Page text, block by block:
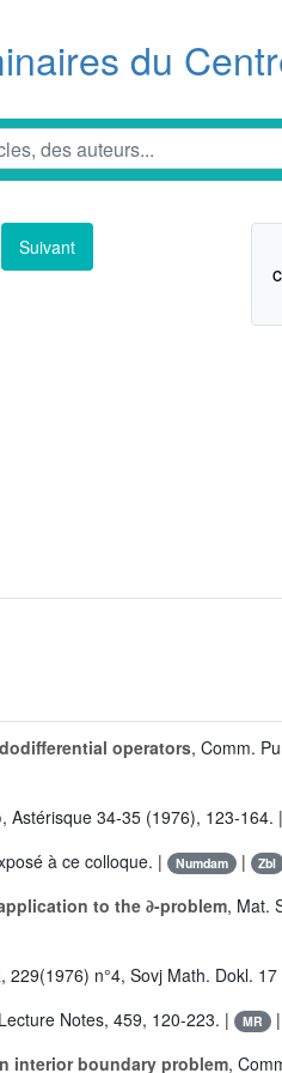
du
Suivant
operators, Comm.
, Astérisque 34-35 (1976), 123-164. |
à ce colloque. | Numdam | Zbl
to the ∂-problem, Mat.
229(1976) n°4, Sovj Math. Dokl.
Notes, 459, 120-223. | MR |
interior boundary problem,